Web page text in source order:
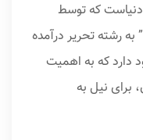
دنیاست که توسط
به رشته تحریر درآمده
که به اهمیت
برای نیل به